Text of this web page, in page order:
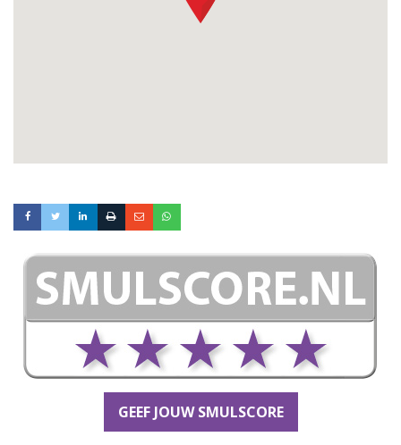
GEEF JOUW SMULSCORE